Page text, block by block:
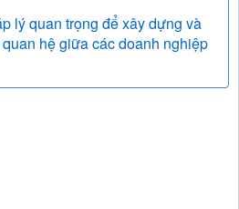
lý quan trọng để xây dựng và
hệ giữa các doanh nghiệp